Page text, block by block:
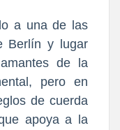
a una de las
Berlín y lugar
de la
pero en
de cuerda
apoya a la